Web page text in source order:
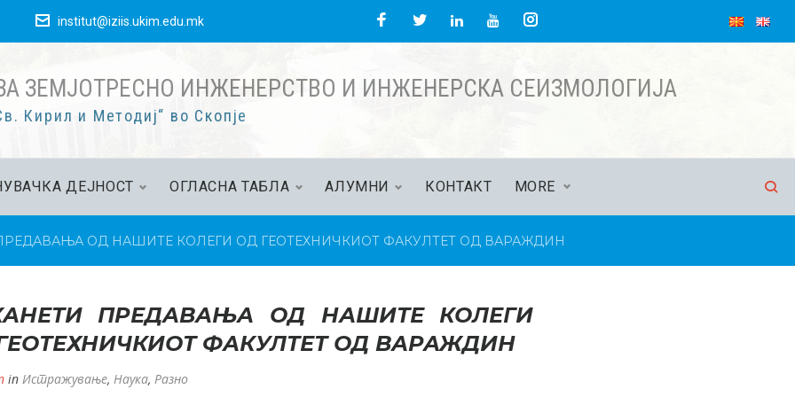
institut@iziis.ukim.edu.mk FacebookTwitter
LinkedInYouTube
Instagram
ЗЕМЈОТРЕСНО ИНЖЕНЕРСТВО И ИНЖЕНЕРСКА СЕИЗМОЛОГИЈА
Кирил и Методиј“ во Скопје
ДЕЈНОСТ ОГЛАСНА ТАБЛА АЛУМНИ КОНТАКТ MORE
ОД НАШИТЕ КОЛЕГИ ОД ГЕОТЕХНИЧКИОТ ФАКУЛТЕТ ОД ВАРАЖДИН
ПРЕДАВАЊА ОД НАШИТЕ КОЛЕГИ
ФАКУЛТЕТ ОД ВАРАЖДИН
in Истражување, Наука, Разно